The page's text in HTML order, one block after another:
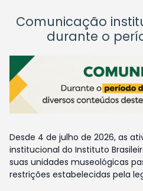
Comunicação
durante o
Desde 4 de julho de 2026, as
institucional do Instituto
suas unidades museológicas
restrições estabelecidas pela